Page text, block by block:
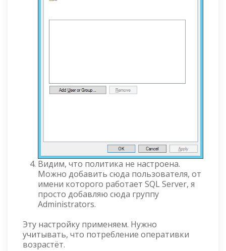
Видим, что политика не настроена.
Можно добавить сюда пользователя, от
имени которого работает SQL Server, я
просто добавляю сюда группу
Administrators.
Эту настройку применяем. Нужно
учитывать, что потребление оперативки
возрастёт.